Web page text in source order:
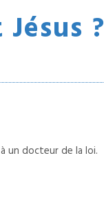
?
un docteur de la loi.